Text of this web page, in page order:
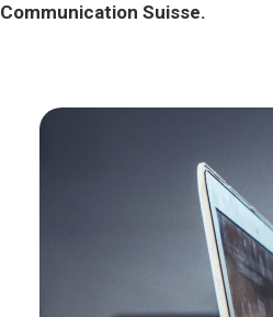
Communication Suisse.